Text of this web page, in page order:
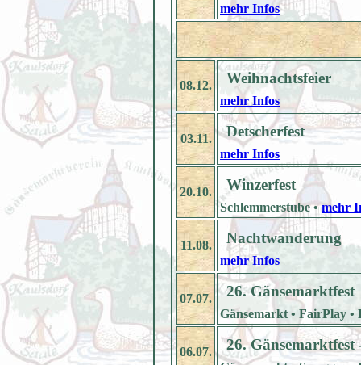
mehr Infos
08.12. Weihnachtsfeier
mehr Infos
03.11. Detscherfest
mehr Infos
20.10. Winzerfest
Schlemmerstube •mehr
11.08. Nachtwanderung
mehr Infos
07.07. 26. Gänsemarktfest
Gänsemarkt • FairPlay
06.07. 26. Gänsemarktfest